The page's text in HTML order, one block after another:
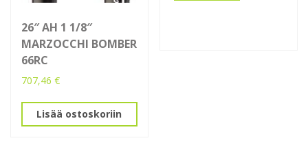
26″ AH 1 1/8″
MARZOCCHI BOMBER
66RC
707,46 €
Lisää ostoskoriin